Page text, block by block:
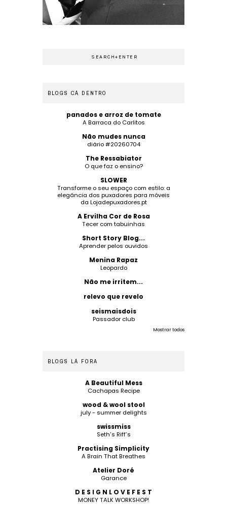
BLOGS CÁ DENTRO
panados e arroz de tomate
A Barraca do Carlitos
Não mudes nunca
diário #20260704
The Ressabiator
O que faz o ensino?
SLOWER
Transforme o seu espaço com estilo: a
elegância dos puxadores para móveis
da Lojadepuxadores.pt
A Ervilha Cor de Rosa
Tecer com tabuinhas
Short Story Blog...
Aprender pelos ouvidos
Menina Rapaz
Leopardo
Não me irritem...
relevo que revelo
seismaisdois
Passador club
Mostrar todos
BLOGS LÁ FORA
A Beautiful Mess
Cachapas Recipe
wood & wool stool
july - summer delights
swissmiss
Seth’s Riff’s
Practising Simplicity
A Brain That Breathes
Atelier Doré
Garance
D E S I G N L O V E F E S T
MONEY TALK WORKSHOP!